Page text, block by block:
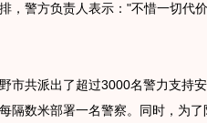
，警方负责人表示："不惜一切代
共派出了超过3000名警力支持安
隔数米部署一名警察。同时，为